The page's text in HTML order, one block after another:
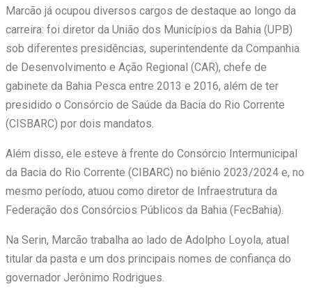
Marcão já ocupou diversos cargos de destaque ao longo da
carreira: foi diretor da União dos Municípios da Bahia (UPB)
sob diferentes presidências, superintendente da Companhia
de Desenvolvimento e Ação Regional (CAR), chefe de
gabinete da Bahia Pesca entre 2013 e 2016, além de ter
presidido o Consórcio de Saúde da Bacia do Rio Corrente
(CISBARC) por dois mandatos.
Além disso, ele esteve à frente do Consórcio Intermunicipal
da Bacia do Rio Corrente (CIBARC) no biênio 2023/2024 e, no
mesmo período, atuou como diretor de Infraestrutura da
Federação dos Consórcios Públicos da Bahia (FecBahia).
Na Serin, Marcão trabalha ao lado de Adolpho Loyola, atual
titular da pasta e um dos principais nomes de confiança do
governador Jerônimo Rodrigues.